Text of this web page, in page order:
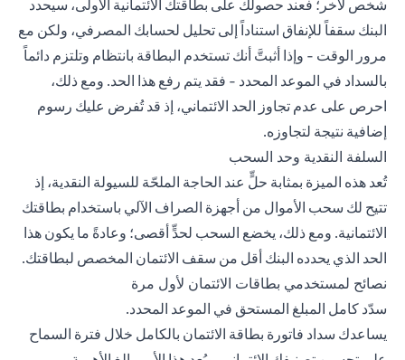
شخص لآخر؛ فعند حصولك على بطاقتك الائتمانية الأولى، سيحدد
البنك سقفاً للإنفاق استناداً إلى تحليل لحسابك المصرفي، ولكن مع
مرور الوقت - وإذا أثبتَّ أنك تستخدم البطاقة بانتظام وتلتزم دائماً
بالسداد في الموعد المحدد - فقد يتم رفع هذا الحد. ومع ذلك،
احرص على عدم تجاوز الحد الائتماني، إذ قد تُفرض عليك رسوم
إضافية نتيجة لتجاوزه.
السلفة النقدية وحد السحب
تُعد هذه الميزة بمثابة حلٍّ عند الحاجة الملحّة للسيولة النقدية، إذ
تتيح لك سحب الأموال من أجهزة الصراف الآلي باستخدام بطاقتك
الائتمانية. ومع ذلك، يخضع السحب لحدٍّ أقصى؛ وعادةً ما يكون هذا
الحد الذي يحدده البنك أقل من سقف الائتمان المخصص لبطاقتك.
نصائح لمستخدمي بطاقات الائتمان لأول مرة
سدّد كامل المبلغ المستحق في الموعد المحدد.
يساعدك سداد فاتورة بطاقة الائتمان بالكامل خلال فترة السماح